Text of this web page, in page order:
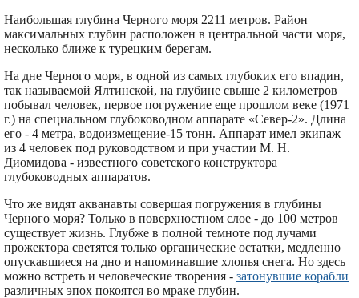
Наибольшая глубина Черного моря 2211 метров. Район
максимальных глубин расположен в центральной части моря,
несколько ближе к турецким берегам.
На дне Черного моря, в одной из самых глубоких его впадин,
так называемой Ялтинской, на глубине свыше 2 километров
побывал человек, первое погружение еще прошлом веке (1971
г.) на специальном глубоководном аппарате «Север-2». Длина
его - 4 метра, водоизмещение-15 тонн. Аппарат имел экипаж
из 4 человек под руководством и при участии М. Н.
Диомидова - известного советского конструктора
глубоководных аппаратов.
Что же видят акванавты совершая погружения в глубины
Черного моря? Только в поверхностном слое - до 100 метров
существует жизнь. Глубже в полной темноте под лучами
прожектора светятся только органические остатки, медленно
опускавшиеся на дно и напоминавшие хлопья снега. Но здесь
можно встреть и человеческие творения - затонувшие корабли
различных эпох покоятся во мраке глубин.